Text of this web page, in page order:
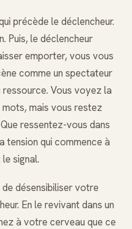
précède le déclencheur.
Puis, le déclencheur
emporter, vous vous
comme un spectateur
Vous voyez la
mais vous restez
ressentez-vous dans
qui commence à
signal.
désensibiliser votre
En le revivant dans un
à votre cerveau que ce